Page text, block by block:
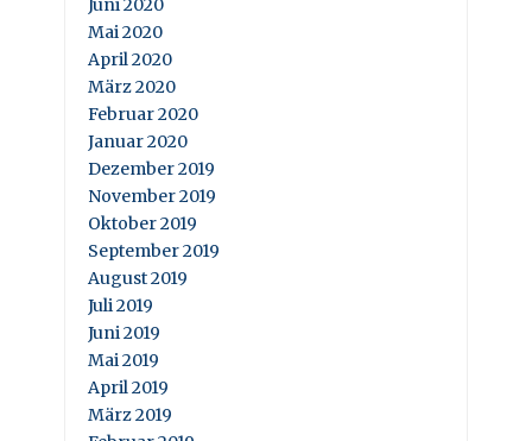
Juni 2020
Mai 2020
April 2020
März 2020
Februar 2020
Januar 2020
Dezember 2019
November 2019
Oktober 2019
September 2019
August 2019
Juli 2019
Juni 2019
Mai 2019
April 2019
März 2019